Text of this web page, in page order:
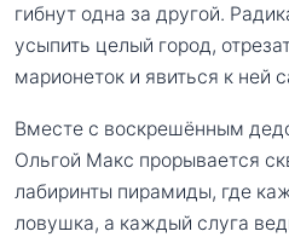
гибнут одна за другой.
усыпить целый город,
марионеток и явиться к ней
Вместе с воскрешённым
Ольгой Макс прорывается
лабиринты пирамиды, где
ловушка, а каждый слуга